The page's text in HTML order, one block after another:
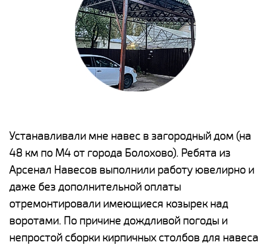
Устанавливали мне навес в загородный дом (на
48 км по М4 от города Болохово). Ребята из
Арсенал Навесов выполнили работу ювелирно и
даже без дополнительной оплаты
отремонтировали имеющиеся козырек над
воротами. По причине дождливой погоды и
непростой сборки кирпичных столбов для навеса